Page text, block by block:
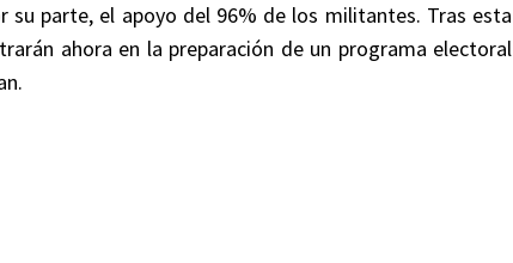
parte, el apoyo del 96% de los militantes. Tras esta
ahora en la preparación de un programa electoral